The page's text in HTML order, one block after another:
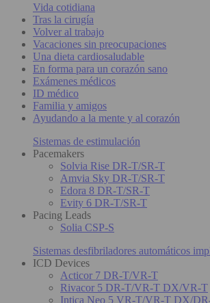
Vida cotidiana
Tras la cirugía
Volver al trabajo
Vacaciones sin preocupaciones
Una dieta cardiosaludable
En forma para un corazón sano
Exámenes médicos
ID médico
Familia y amigos
Ayudando a la mente y al corazón
Sistemas de estimulación
Pacemakers
Solvia Rise DR-T/SR-T
Amvia Sky DR-T/SR-T
Edora 8 DR-T/SR-T
Evity 6 DR-T/SR-T
Pacing Leads
Solia CSP-S
Sistemas desfibriladores automáticos
ICD Devices
Acticor 7 DR-T/VR-T
Rivacor 5 DR-T/VR-T DX/VR-T
Intica Neo 5 VR-T/VR-T DX/